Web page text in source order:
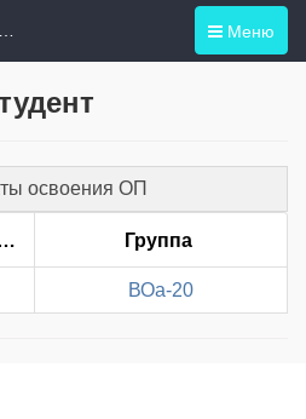
Меню
освоения ОП
Книжки Группа
ВОа-20